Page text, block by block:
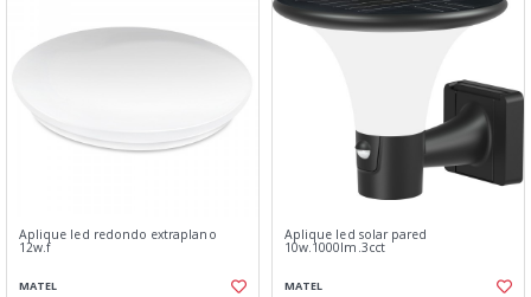
Aplique led redondo extraplano
12w.f
MATEL
Aplique led solar pared
10w.1000lm.3cct
MATEL